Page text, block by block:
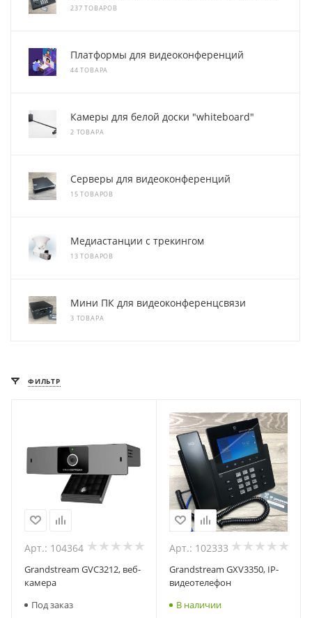
237 ТОВАРОВ
Платформы для видеоконференций
44 ТОВАРА
Камеры для белой доски "whiteboard"
2 ТОВАРА
Серверы для видеоконференций
15 ТОВАРОВ
Медиастанции с трекингом
13 ТОВАРОВ
Мини ПК для видеоконференцсвязи
3 ТОВАРА
ФИЛЬТР
Арт.: 104364
Grandstream GVC3212, веб-
камера
Под заказ
Арт.: 102333
Grandstream GXV3350, IP-
видеотелефон
В наличии